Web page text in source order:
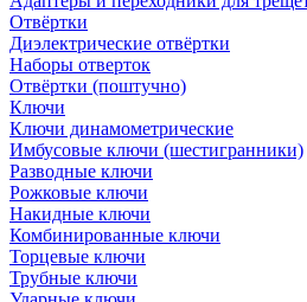
Отвёртки
Диэлектрические отвёртки
Наборы отверток
Отвёртки (поштучно)
Ключи
Ключи динамометрические
Имбусовые ключи (шестигранники)
Разводные ключи
Рожковые ключи
Накидные ключи
Комбинированные ключи
Торцевые ключи
Трубные ключи